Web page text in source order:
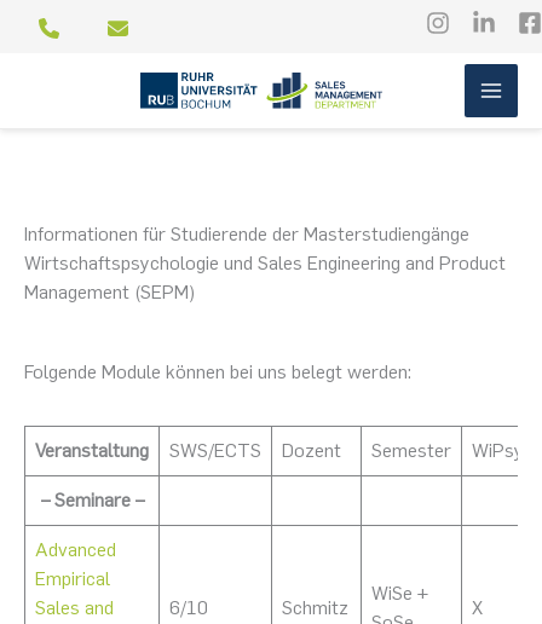
Informationen für Studierende der Masterstudiengänge
Wirtschaftspsychologie und Sales Engineering and Product
Management (SEPM)
Folgende Module können bei uns belegt werden:
Veranstaltung SWS/ECTS Dozent Semester WiPsy
– Seminare –
Advanced
Empirical
Sales and
6/10 Schmitz
WiSe +
X